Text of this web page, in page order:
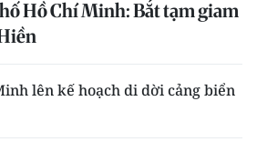
Hồ Chí Minh: Bắt tạm giam
lên kế hoạch di dời cảng biển